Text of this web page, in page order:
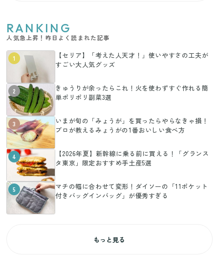
RANKING
人気急上昇！昨日よく読まれた記事
1
【セリア】「考えた人天才！」使いやすさの工夫が
すごい大人気グッズ
2
きゅうりが余ったらこれ！火を使わずすぐ作れる簡
単ポリポリ副菜3選
3
いまが旬の「みょうが」を買ったらやらなきゃ損！
プロが教えるみょうがの1番おいしい食べ方
4
【2026年夏】新幹線に乗る前に買える！「グランス
タ東京」限定おすすめ手土産5選
5
マチの幅に合わせて変形！ダイソーの「11ポケット
付きバッグインバッグ」が優秀すぎる
もっと見る